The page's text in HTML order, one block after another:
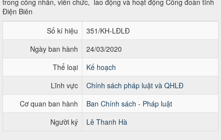
trong công nhân, viên chức, lao động và hoạt động Công đoàn tỉnh
Điện Biên
Số kí hiệu
351/KH-LĐLĐ
Ngày ban hành
24/03/2020
Thể loại
Kế hoạch
Lĩnh vực
Chính sách pháp luật và QHLĐ
Cơ quan ban hành
Ban Chính sách - Pháp luật
Người ký
Lê Thanh Hà